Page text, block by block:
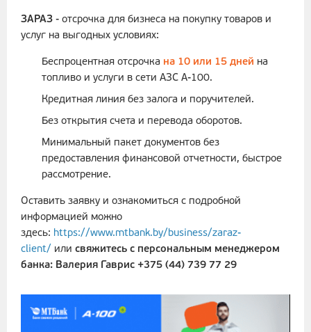
ЗАРАЗ - отсрочка для бизнеса на покупку товаров и
услуг на выгодных условиях:
Беспроцентная отсрочка на 10 или 15 дней на
топливо и услуги в сети АЗС А-100.
Кредитная линия без залога и поручителей.
Без открытия счета и перевода оборотов.
Минимальный пакет документов без
предоставления финансовой отчетности, быстрое
рассмотрение.
Оставить заявку и ознакомиться с подробной
информацией можно
здесь: https://www.mtbank.by/business/zaraz-
client/ или свяжитесь с персональным менеджером
банка: Валерия Гаврис +375 (44) 739 77 29